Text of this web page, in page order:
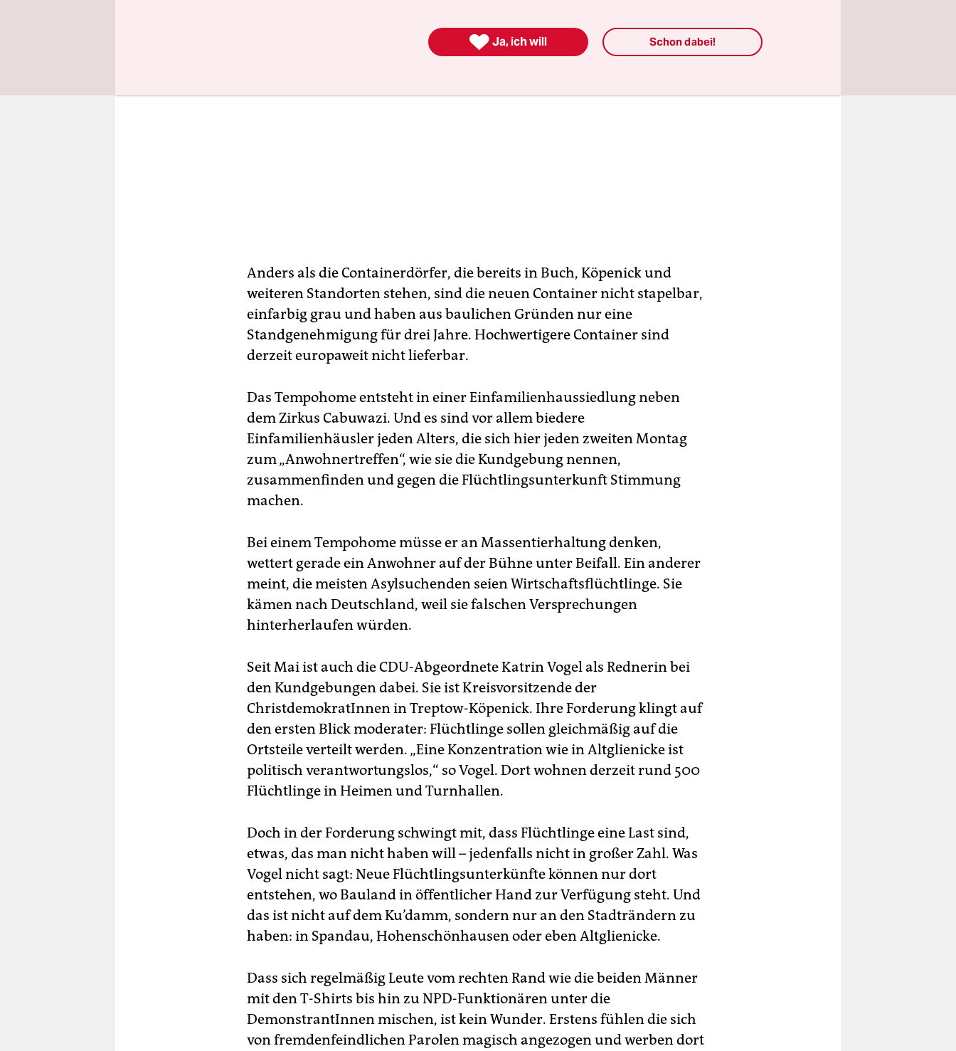
Anders als die Containerdörfer, die bereits in Buch, Köpenick und
weiteren Standorten stehen, sind die neuen Container nicht stapelbar,
einfarbig grau und haben aus baulichen Gründen nur eine
Standgenehmigung für drei Jahre. Hochwertigere Container sind
derzeit europaweit nicht lieferbar.
Das Tempohome entsteht in einer Einfamilienhaussiedlung neben
dem Zirkus Cabuwazi. Und es sind vor allem biedere
Einfamilienhäusler jeden Alters, die sich hier jeden zweiten Montag
zum „Anwohnertreffen“, wie sie die Kundgebung nennen,
zusammenfinden und gegen die Flüchtlingsunterkunft Stimmung
machen.
Bei einem Tempohome müsse er an Massentierhaltung denken,
wettert gerade ein Anwohner auf der Bühne unter Beifall. Ein anderer
meint, die meisten Asylsuchenden seien Wirtschaftsflüchtlinge. Sie
kämen nach Deutschland, weil sie falschen Versprechungen
hinterherlaufen würden.
Seit Mai ist auch die CDU-Abgeordnete Katrin Vogel als Rednerin bei
den Kundgebungen dabei. Sie ist Kreisvorsitzende der
ChristdemokratInnen in Treptow-Köpenick. Ihre Forderung klingt auf
den ersten Blick moderater: Flüchtlinge sollen gleichmäßig auf die
Ortsteile verteilt werden. „Eine Konzentration wie in Altglienicke ist
politisch verantwortungslos,“ so Vogel. Dort wohnen derzeit rund 500
Flüchtlinge in Heimen und Turnhallen.
Doch in der Forderung schwingt mit, dass Flüchtlinge eine Last sind,
etwas, das man nicht haben will – jedenfalls nicht in großer Zahl. Was
Vogel nicht sagt: Neue Flüchtlingsunterkünfte können nur dort
entstehen, wo Bauland in öffentlicher Hand zur Verfügung steht. Und
das ist nicht auf dem Ku’damm, sondern nur an den Stadträndern zu
haben: in Spandau, Hohenschönhausen oder eben Altglienicke.
Dass sich regelmäßig Leute vom rechten Rand wie die beiden Männer
mit den T-Shirts bis hin zu NPD-Funktionären unter die
DemonstrantInnen mischen, ist kein Wunder. Erstens fühlen die sich
von fremdenfeindlichen Parolen magisch angezogen und werben dort
 Ja, ich will Schon dabei!